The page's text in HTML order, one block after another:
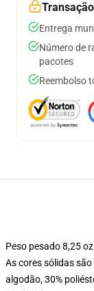
Entrega
Número de
pacotes
Reembolso
Peso pesado 8,25
As cores sólidas são
algodão, 30%